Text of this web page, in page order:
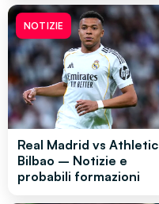
NOTIZIE
Real Madrid vs Athletic
Bilbao – Notizie e
probabili formazioni